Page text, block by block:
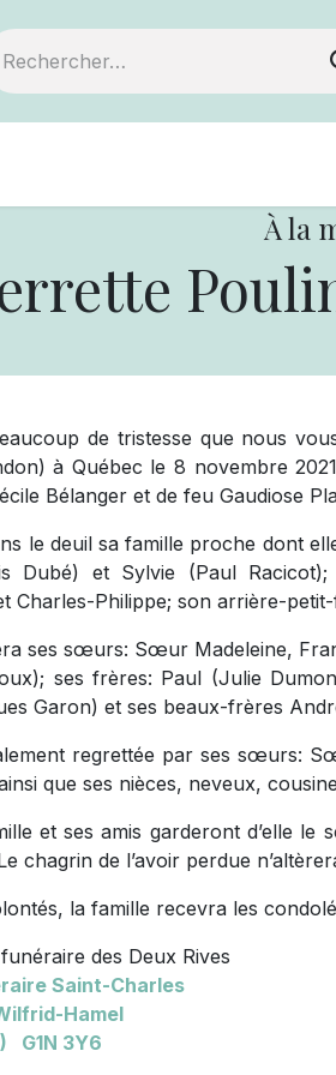
À la
de tristesse que nous
à Québec le 8 novembre
Bélanger et de feu Gaudiose
le deuil sa famille proche dont
Dubé) et Sylvie (Paul
Charles-Philippe; son arrière-
ses sœurs: Sœur Madeleine,
ses frères: Paul (Julie
Garon) et ses beaux-frères
regrettée par ses sœurs:
que ses nièces, neveux,
et ses amis garderont d’elle le
chagrin de l’avoir perdue
la famille recevra les
des Deux Rives
Saint-Charles
Hamel
G1N 3Y6